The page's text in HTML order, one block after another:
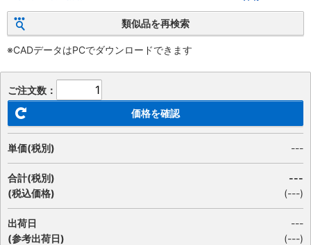
類似品を再検索
※CADデータはPCでダウンロードできます
ご注文数：
価格を確認
単価(税別) ---
合計(税別)
(税込価格)
---
(---)
出荷日
(参考出荷日)
---
(---)